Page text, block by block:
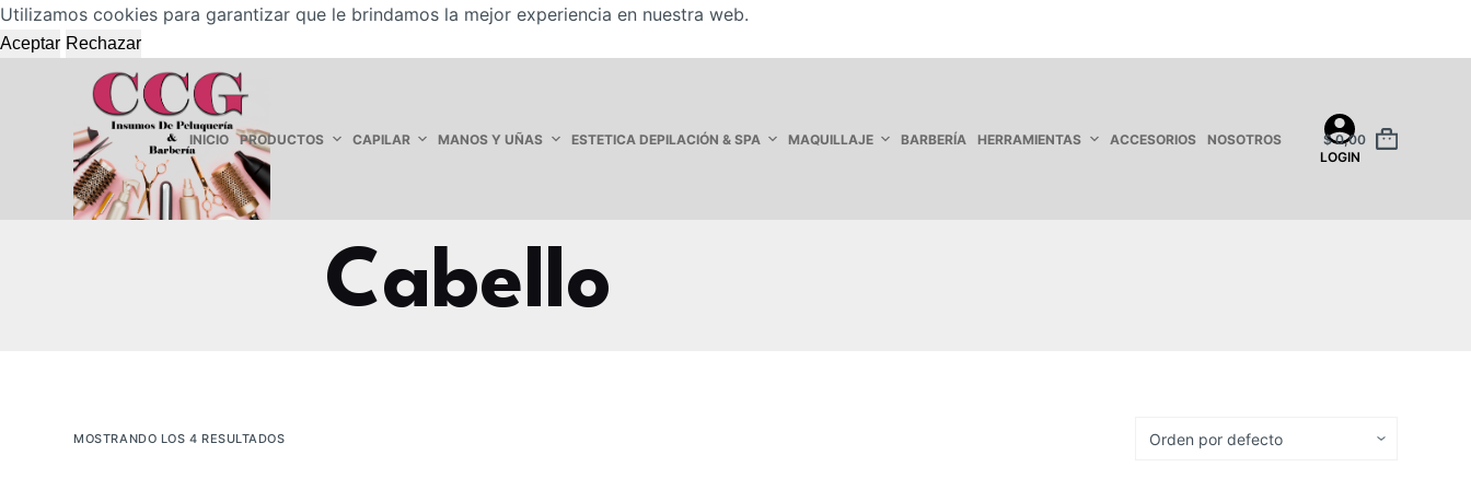
S
a
Utilizamos cookies para garantizar que le brindamos la mejor experiencia en nuestra web.
Aceptar Rechazar
INICIO PRODUCTOS CAPILAR MANOS Y UÑAS ESTETICA DEPILACIÓN & SPA MAQUILLAJE BARBERÍA HERRAMIENTAS ACCESORIOS
NOSOTROS
LOGIN
$0,00
Cabello
MOSTRANDO LOS 4 RESULTADOS